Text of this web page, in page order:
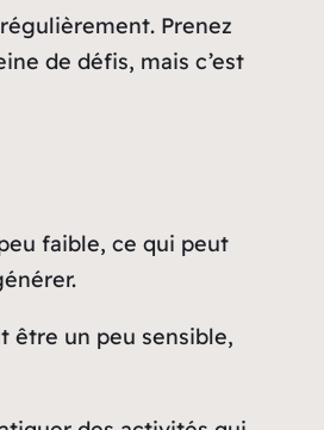
Prenez
de défis, mais c’est
faible, ce qui peut
être un peu sensible,